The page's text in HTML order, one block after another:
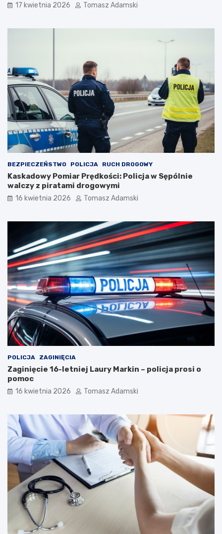
17 kwietnia 2026 Tomasz Adamski
BEZPIECZEŃSTWO POLICJA RUCH DROGOWY
Kaskadowy Pomiar Prędkości: Policja w Sępólnie
walczy z piratami drogowymi
16 kwietnia 2026 Tomasz Adamski
POLICJA ZAGINIĘCIA
Zaginięcie 16-letniej Laury Markin – policja prosi o
pomoc
16 kwietnia 2026 Tomasz Adamski